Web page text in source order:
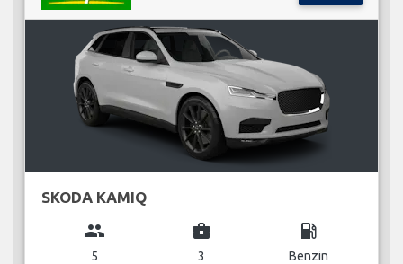
SKODA KAMIQ
group
5
business_center
3
local_gas_station
Benzin